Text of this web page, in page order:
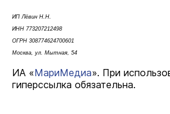
ИП Лёвин Н.Н.
ИНН 773207212498
ОГРН 308774624700601
Москва, ул. Мытная, 54
ИА «МариМедиа». При
гиперссылка обязательна.